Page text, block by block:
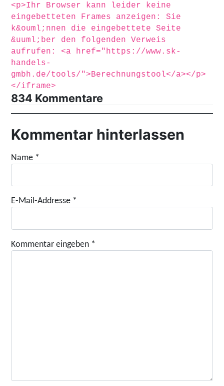
<p>Ihr Browser kann leider keine
eingebetteten Frames anzeigen: Sie
k&ouml;nnen die eingebettete Seite
&uuml;ber den folgenden Verweis
aufrufen: <a href="https://www.sk-
handels-
gmbh.de/tools/">Berechnungstool</a></p>
</iframe>
834 Kommentare
Kommentar hinterlassen
Name *
E-Mail-Addresse *
Kommentar eingeben *